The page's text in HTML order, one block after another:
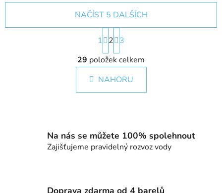
O
v
l
á
d
p
r
NAČÍST 5 DALŠÍCH
S
t
r
á
n
k
1 2
3
29 položek celkem
NAHORU
Na nás se můžete 100% spolehnout
Zajišťujeme pravidelný rozvoz vody
Doprava zdarma od 4 barelů